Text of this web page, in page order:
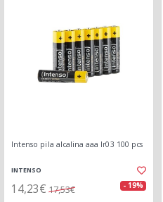
Intenso pila alcalina aaa lr03 100 pcs
INTENSO
14,23€ 17,53€ - 19%